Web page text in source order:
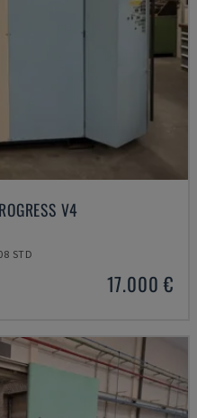
V4
STD
17.000 €